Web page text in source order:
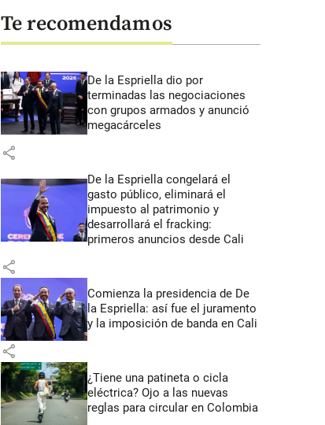
Te recomendamos
De la Espriella dio por
terminadas las negociaciones
con grupos armados y anunció
megacárceles
share
De la Espriella congelará el
gasto público, eliminará el
impuesto al patrimonio y
desarrollará el fracking:
primeros anuncios desde Cali
share
Comienza la presidencia de De
la Espriella: así fue el juramento
y la imposición de banda en Cali
share
¿Tiene una patineta o cicla
eléctrica? Ojo a las nuevas
reglas para circular en Colombia